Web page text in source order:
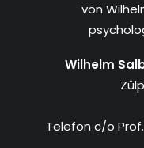
von
Wilhelm
Telefon c/o Prof.